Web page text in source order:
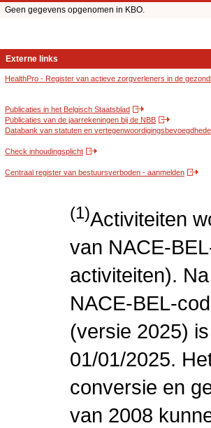
Geen gegevens opgenomen in KBO.
Externe links
HealthPro - Register van actieve zorgverleners in de
Publicaties in het Belgisch Staatsblad
Publicaties van de jaarrekeningen bij de NBB
Databank van statuten en
Check inhoudingsplicht
Centraal register van bestuursverboden - aanmelden
(1)Activiteiten
van NACE-
activiteiten).
NACE-BEL-
(versie 2025)
01/01/2025.
conversie en
van 2008